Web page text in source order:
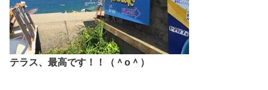
テラス、最高です！！（＾o＾）